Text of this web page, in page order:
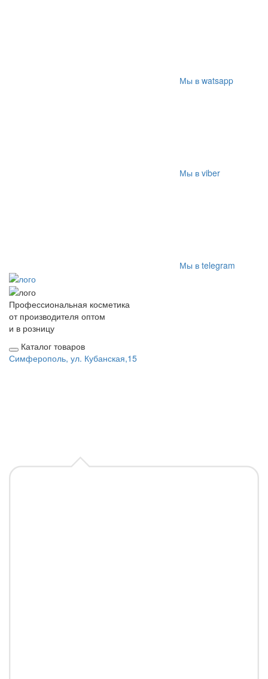
Мы в watsapp
Мы в viber
Мы в telegram
Профессиональная косметика
от производителя оптом
и в розницу
Каталог товаров
Симферополь, ул. Кубанская,15